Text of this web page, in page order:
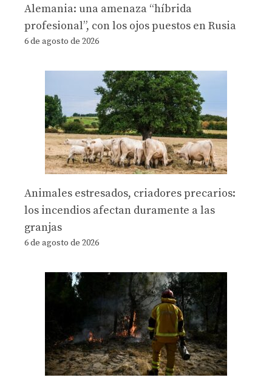
Alemania: una amenaza “híbrida
profesional”, con los ojos puestos en Rusia
6 de agosto de 2026
Animales estresados, criadores precarios:
los incendios afectan duramente a las
granjas
6 de agosto de 2026